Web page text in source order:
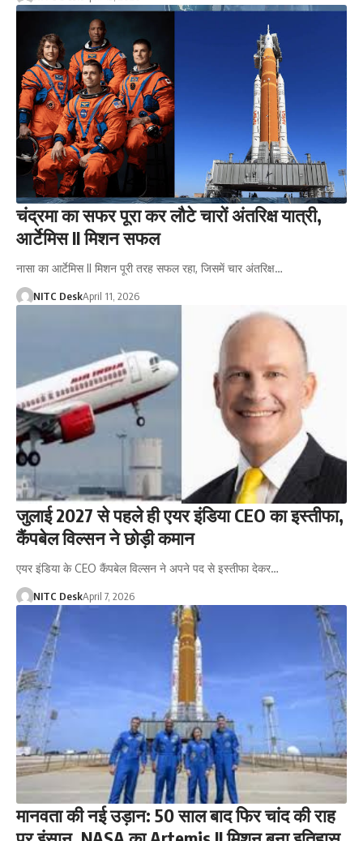
चंद्रमा का सफर पूरा कर लौटे चारों अंतरिक्ष यात्री,
आर्टेमिस II मिशन सफल
नासा का आर्टेमिस II मिशन पूरी तरह सफल रहा, जिसमें चार अंतरिक्ष…
NITC DeskApril 11, 2026
जुलाई 2027 से पहले ही एयर इंडिया CEO का इस्तीफा,
कैंपबेल विल्सन ने छोड़ी कमान
एयर इंडिया के CEO कैंपबेल विल्सन ने अपने पद से इस्तीफा देकर…
NITC DeskApril 7, 2026
मानवता की नई उड़ान: 50 साल बाद फिर चांद की राह